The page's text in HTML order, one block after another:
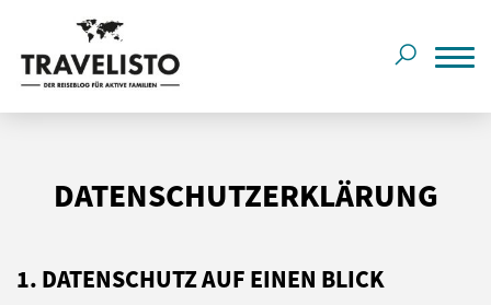
DATENSCHUTZERKLÄRUNG
1. DATENSCHUTZ AUF EINEN BLICK